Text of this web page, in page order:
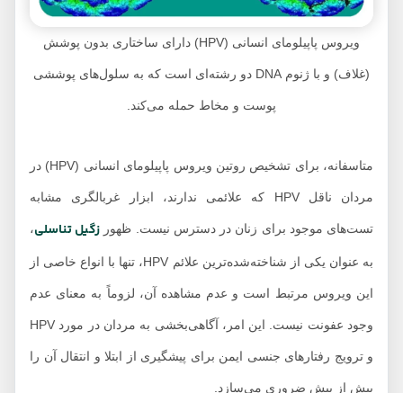
ویروس پاپیلومای انسانی (HPV) دارای ساختاری بدون پوشش
(غلاف) و با ژنوم DNA دو رشته‌ای است که به سلول‌های پوششی
پوست و مخاط حمله می‌کند.
متاسفانه، برای تشخیص روتین ویروس پاپیلومای انسانی (HPV) در
مردان ناقل HPV که علائمی ندارند، ابزار غربالگری مشابه
تست‌های موجود برای زنان در دسترس نیست. ظهورزگیل تناسلی،
به عنوان یکی از شناخته‌شده‌ترین علائم HPV، تنها با انواع خاصی از
این ویروس مرتبط است و عدم مشاهده آن، لزوماً به معنای عدم
وجود عفونت نیست. این امر، آگاهی‌بخشی به مردان در مورد HPV
و ترویج رفتارهای جنسی ایمن برای پیشگیری از ابتلا و انتقال آن را
بیش از پیش ضروری می‌سازد.